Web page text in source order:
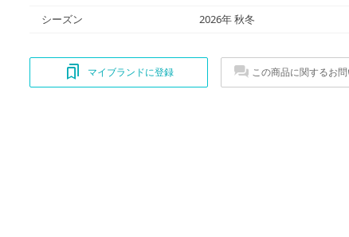
シーズン
2026年 秋冬
マイブランドに登録 この商品に関するお